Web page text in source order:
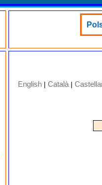
English | Català|